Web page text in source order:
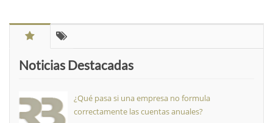
Noticias Destacadas
¿Qué pasa si una empresa no formula
correctamente las cuentas anuales?